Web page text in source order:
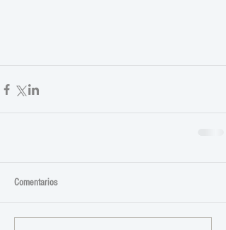
Comentarios